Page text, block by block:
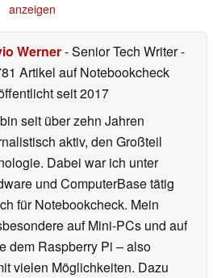
anzeigen
Werner- Senior Tech Writer-
Artikel auf Notebookcheck
seit 2017
seit über zehn Jahren
aktiv, den Großteil
Dabei war ich unter
und ComputerBase tätig
für Notebookcheck. Mein
auf Mini-PCs und auf
dem Raspberry Pi – also
vielen Möglichkeiten. Dazu